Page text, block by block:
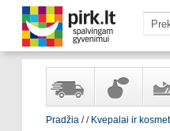
Pradžia// Kvepalai ir